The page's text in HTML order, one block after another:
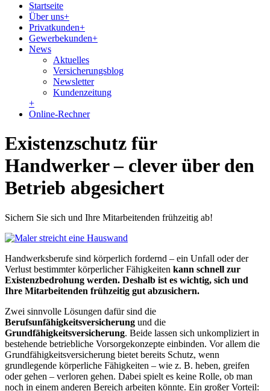
Startseite
Über uns+
Privatkunden+
Gewerbekunden+
News
Aktuelles
Versicherungsblog
Newsletter
Kundenzeitung
+
Online-Rechner
Existenzschutz für
Handwerker – clever über den
Betrieb abgesichert
Sichern Sie sich und Ihre Mitarbeitenden frühzeitig ab!
Handwerksberufe sind körperlich fordernd – ein Unfall oder der
Verlust bestimmter körperlicher Fähigkeiten kann schnell zur
Existenzbedrohung werden. Deshalb ist es wichtig, sich und
Ihre Mitarbeitenden frühzeitig gut abzusichern.
Zwei sinnvolle Lösungen dafür sind die
Berufsunfähigkeitsversicherung und die
Grundfähigkeitsversicherung. Beide lassen sich unkompliziert in
bestehende betriebliche Vorsorgekonzepte einbinden. Vor allem die
Grundfähigkeitsversicherung bietet bereits Schutz, wenn
grundlegende körperliche Fähigkeiten – wie z. B. heben, greifen
oder gehen – verloren gehen. Dabei spielt es keine Rolle, ob man
noch in einem anderen Bereich arbeiten könnte. Ein großer Vorteil: